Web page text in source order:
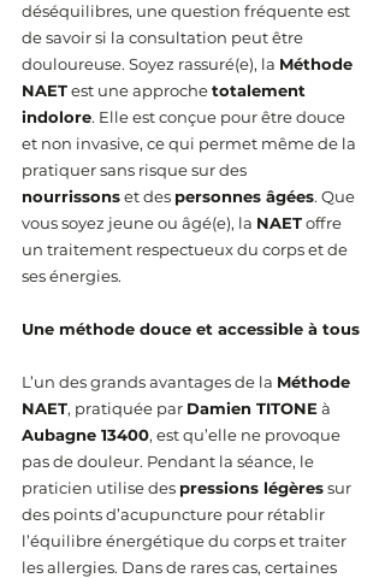
déséquilibres, une question fréquente est
de savoir si la consultation peut être
douloureuse. Soyez rassuré(e), la Méthode
NAET est une approche totalement
indolore. Elle est conçue pour être douce
et non invasive, ce qui permet même de la
pratiquer sans risque sur des
nourrissons et des personnes âgées. Que
vous soyez jeune ou âgé(e), la NAET offre
un traitement respectueux du corps et de
ses énergies.
Une méthode douce et accessible à tous
L’un des grands avantages de la Méthode
NAET, pratiquée par Damien TITONE à
Aubagne 13400, est qu’elle ne provoque
pas de douleur. Pendant la séance, le
praticien utilise des pressions légères sur
des points d’acupuncture pour rétablir
l’équilibre énergétique du corps et traiter
les allergies. Dans de rares cas, certaines